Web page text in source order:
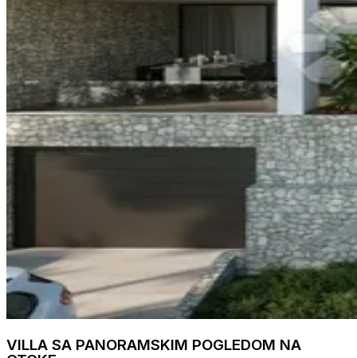
VILLA SA PANORAMSKIM POGLEDOM NA